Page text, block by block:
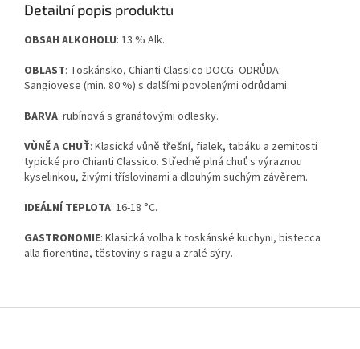
Detailní popis produktu
OBSAH ALKOHOLU: 13 % Alk.
OBLAST: Toskánsko, Chianti Classico DOCG. ODRŮDA:
Sangiovese (min. 80 %) s dalšími povolenými odrůdami.
BARVA: rubínová s granátovými odlesky.
VŮNĚ A CHUŤ: Klasická vůně třešní, fialek, tabáku a zemitosti
typické pro Chianti Classico. Středně plná chuť s výraznou
kyselinkou, živými tříslovinami a dlouhým suchým závěrem.
IDEÁLNÍ TEPLOTA: 16-18 °C.
GASTRONOMIE: Klasická volba k toskánské kuchyni, bistecca
alla fiorentina, těstoviny s ragu a zralé sýry.